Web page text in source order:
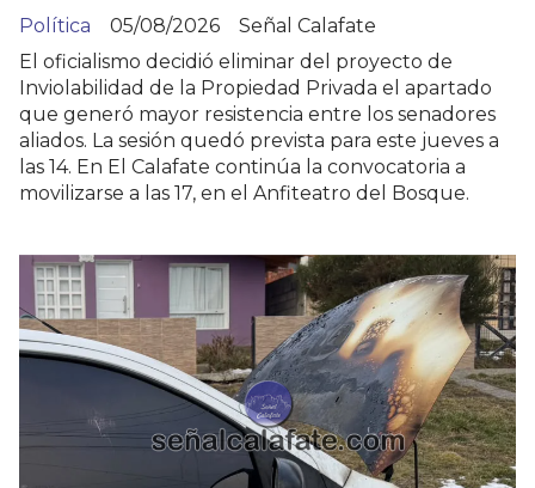
Señal Calafate
Política
05/08/2026
El oficialismo decidió eliminar del proyecto de
Inviolabilidad de la Propiedad Privada el apartado
que generó mayor resistencia entre los senadores
aliados. La sesión quedó prevista para este jueves a
las 14. En El Calafate continúa la convocatoria a
movilizarse a las 17, en el Anfiteatro del Bosque.